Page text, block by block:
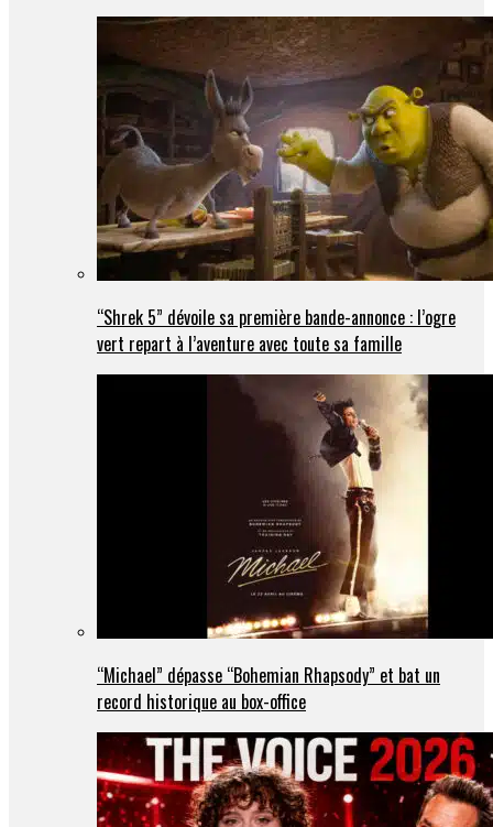
“Shrek 5” dévoile sa première bande-annonce : l’ogre
vert repart à l’aventure avec toute sa famille
“Michael” dépasse “Bohemian Rhapsody” et bat un
record historique au box-office